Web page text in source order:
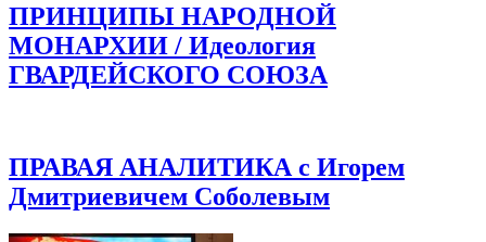
ПРИНЦИПЫ НАРОДНОЙ
МОНАРХИИ / Идеология
ГВАРДЕЙСКОГО СОЮЗА
ПРАВАЯ АНАЛИТИКА с Игорем
Дмитриевичем Соболевым